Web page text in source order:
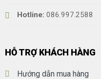
Hotline:
HỖ TRỢ KHÁCH HÀNG
Hướng dẫn mua hàng